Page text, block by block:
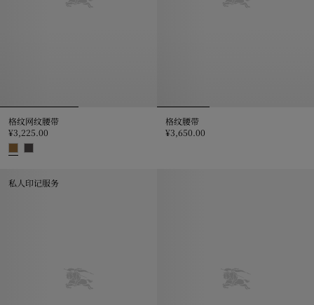
格纹网纹腰带
¥3,225.00
格纹腰带
¥3,650.00
私人印记服务